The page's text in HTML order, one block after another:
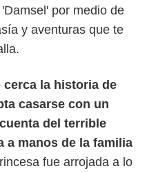
por medio de
y aventuras que te
cerca la historia de
casarse con un
del terrible
a manos de la familia
fue arrojada a lo